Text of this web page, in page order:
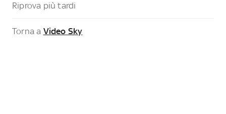
Riprova più tardi
Torna a Video Sky